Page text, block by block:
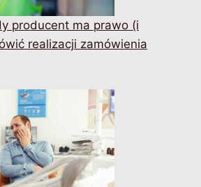
producent ma prawo (i
realizacji zamówienia